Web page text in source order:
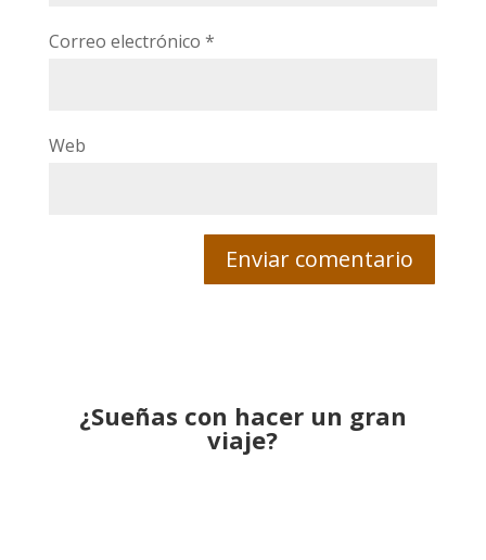
Correo electrónico *
Web
¿Sueñas con hacer un gran
viaje?